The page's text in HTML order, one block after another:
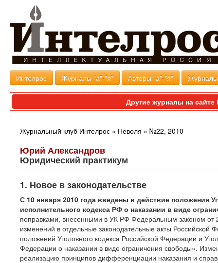
Интелрос Журналы "а"-"я" Авторы "а"-"я"
Другие журналы на
Журнальный клуб Интелрос » Неволя » №22, 2010
Юрий Александров
Юридический практикум
1. Новое в законодательстве
С 10 января 2010 года введены в действие положения
исполнительного кодекса РФ о наказании в виде
поправками, внесенными в УК РФ Федеральным законом
изменений в отдельные законодательные акты Российской
положений Уголовного кодекса Российской Федерации и
Федерации о наказании в виде ограничения свободы».
реализацию принципов дифференциации наказания и